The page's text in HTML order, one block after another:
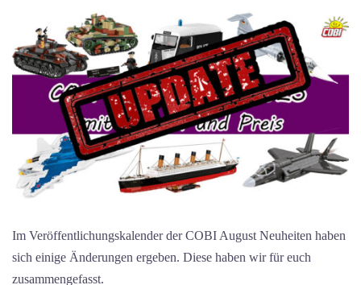
Im Veröffentlichungskalender der COBI August Neuheiten haben
sich einige Änderungen ergeben. Diese haben wir für euch
zusammengefasst.